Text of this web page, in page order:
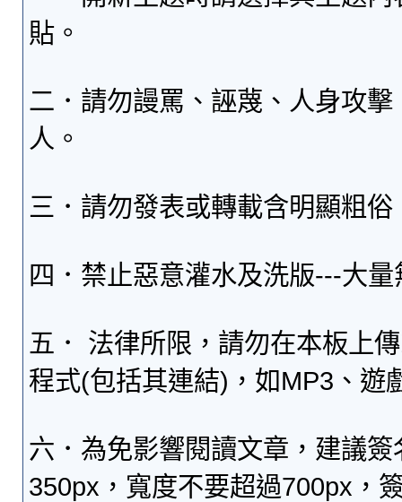
貼。
二．請勿謾罵、誣蔑、人身攻
人。
三．請勿發表或轉載含明顯粗
四．禁止惡意灌水及洗版---大
五． 法律所限，請勿在本板上
程式(包括其連結)，如MP3、遊
六．為免影響閱讀文章，建議
350px，寬度不要超過700px，